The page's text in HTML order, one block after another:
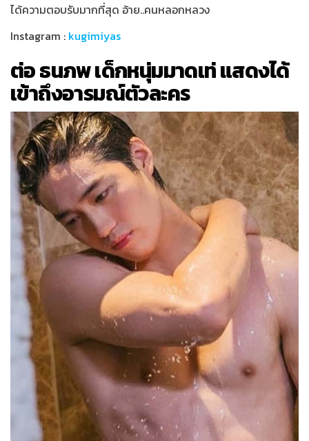
ได้ความตอบรับมากที่สุด อ้าย..คนหลอกหลวง
Instagram : kugimiyas
ต่อ ธนภพ เด็กหนุ่มมาดเท่ แสดงได้
เข้าถึงอารมณ์ตัวละคร